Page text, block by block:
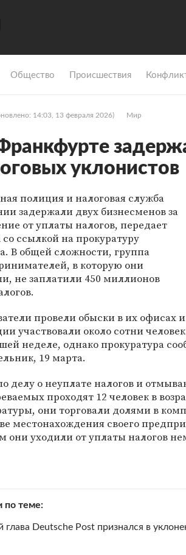
Общество Происшествия
14:03, 13 февраля 2026) Мир
уклонистов
полиция и налоговая служба
задержали двух бизнесменов за
от уплаты налогов, передает
со ссылкой на прокуратуру
В общей сложности, группа
в которую они
не заплатили 450 миллионов
провели обыски в их офисах
участвовали около сотни
неделе, однако прокуратура
19 марта.
делу о неуплате налогов и
проходят 12 человек в
они торговали долями в
местонахождения своего
они уходили от уплаты налогов
по теме
глава Deutsche Post признался в